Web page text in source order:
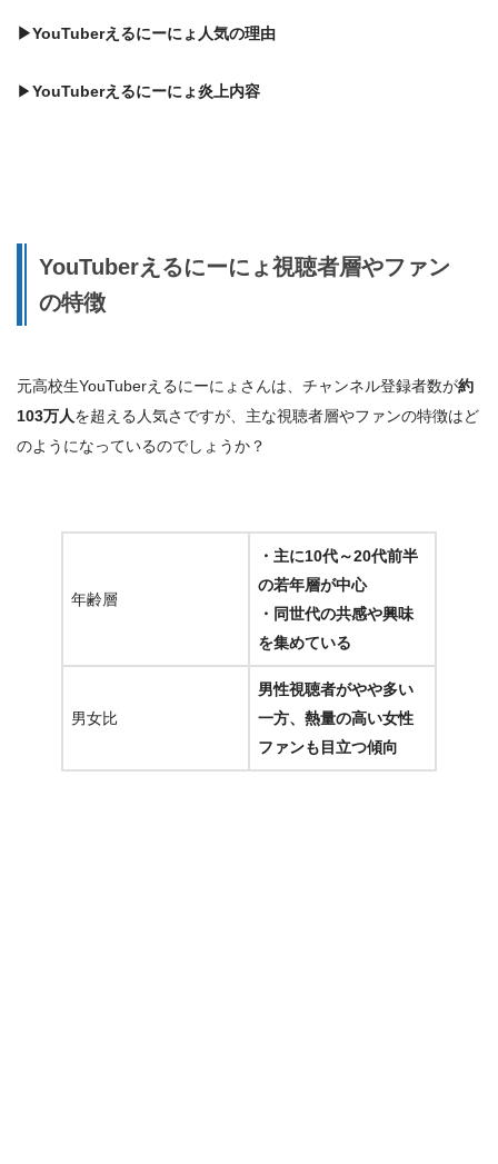
▶YouTuberえるにーにょ 人気の理由
▶YouTuberえるにーにょ炎上内容
YouTuberえるにーにょ視聴者層やファン
の特徴
元高校生YouTuberえるにーにょさんは、チャンネル登録者数が約
103万人を超える人気さですが、主な視聴者層やファンの特徴はど
のようになっているのでしょうか？
年齢層
・主に10代～20代前半
の若年層が中心
・同世代の共感や興味
を集めている
男女比
男性視聴者がやや多い
一方、熱量の高い女性
ファンも目立つ傾向